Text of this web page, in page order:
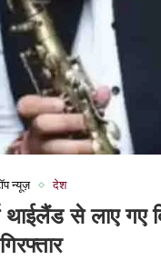
न्यूज़ देश
से लाए गए
गिरफ्तार